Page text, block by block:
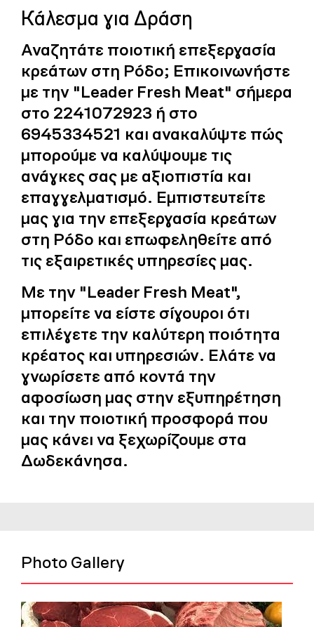
Κάλεσμα για Δράση
Αναζητάτε ποιοτική επεξεργασία
κρεάτων στη Ρόδο; Επικοινωνήστε
με την "Leader Fresh Meat" σήμερα
στο 2241072923 ή στο
6945334521 και ανακαλύψτε πώς
μπορούμε να καλύψουμε τις
ανάγκες σας με αξιοπιστία και
επαγγελματισμό. Εμπιστευτείτε
μας για την επεξεργασία κρεάτων
στη Ρόδο και επωφεληθείτε από
τις εξαιρετικές υπηρεσίες μας.
Με την "Leader Fresh Meat",
μπορείτε να είστε σίγουροι ότι
επιλέγετε την καλύτερη ποιότητα
κρέατος και υπηρεσιών. Ελάτε να
γνωρίσετε από κοντά την
αφοσίωση μας στην εξυπηρέτηση
και την ποιοτική προσφορά που
μας κάνει να ξεχωρίζουμε στα
Δωδεκάνησα.
Photo Gallery